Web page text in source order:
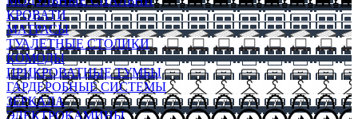
КРОВАТИ
МАТРАСЫ
ТУАЛЕТНЫЕ СТОЛИКИ
КОМОДЫ
ПРИКРОВАТНЫЕ ТУМБЫ
ГАРДЕРОБНЫЕ СИСТЕМЫ
ЗЕРКАЛА
ЭЛЕКТРОКАМИНЫ